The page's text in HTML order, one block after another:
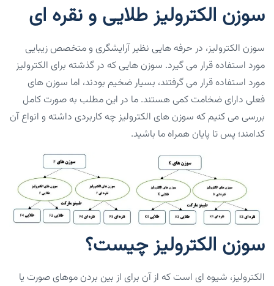
سوزن الکترولیز طلایی و نقره ای
سوزن الکترولیز، در حرفه هایی نظیر آرایشگری و متخصص زیبایی
مورد استفاده قرار می گیرد. سوزن هایی که در گذشته برای الکترولیز
مورد استفاده قرار می گرفتند، بسیار ضخیم بودند، اما سوزن های
فعلی دارای ضخامت کمی هستند. ما در این مطلب به صورت کامل
بررسی می کنیم که سوزن های الکترولیز چه کاربردی داشته و انواع آن
کدامند؛ پس تا پایان همراه ما باشید.
سوزن الکترولیز چیست؟
الکترولیز، شیوه ای است که از آن برای از بین بردن موهای صورت یا